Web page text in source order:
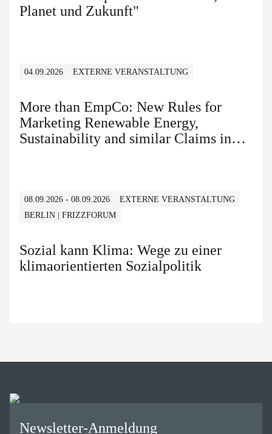
Planet und Zukunft"
04.09.2026 EXTERNE VERANSTALTUNG
More than EmpCo: New Rules for
Marketing Renewable Energy,
Sustainability and similar Claims in
08.09.2026 - 08.09.2026
EXTERNE VERANSTALTUNG
BERLIN | FRIZZFORUM
Sozial kann Klima: Wege zu einer
klimaorientierten Sozialpolitik
Newsletter-Anmeldung